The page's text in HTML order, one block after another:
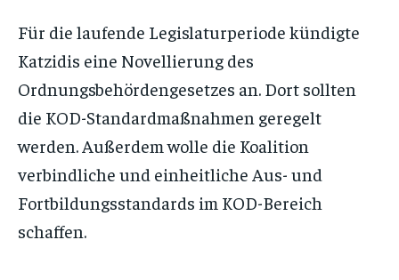
Für die laufende Legislaturperiode kündigte
Katzidis eine Novellierung des
Ordnungsbehördengesetzes an. Dort sollten
die KOD-Standardmaßnahmen geregelt
werden. Außerdem wolle die Koalition
verbindliche und einheitliche Aus- und
Fortbildungsstandards im KOD-Bereich
schaffen.